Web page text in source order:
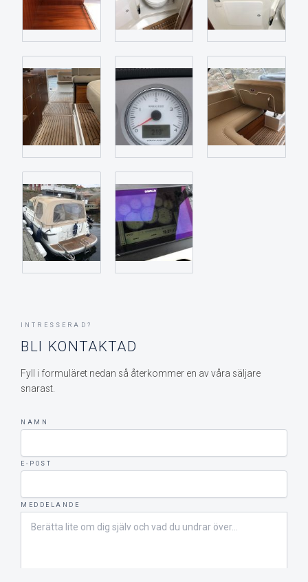
INTRESSERAD?
BLI KONTAKTAD
Fyll i formuläret nedan så återkommer en av våra säljare
snarast.
NAMN
E-POST
MEDDELANDE